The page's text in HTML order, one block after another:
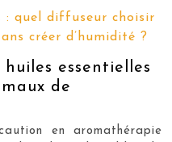
: quel diffuseur choisir
créer d’humidité ?
essentielles
de
en aromathérapie